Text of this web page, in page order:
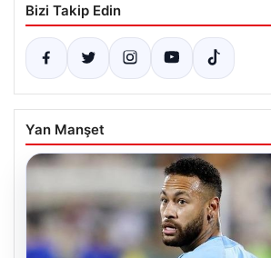
Bizi Takip Edin
Yan Manşet